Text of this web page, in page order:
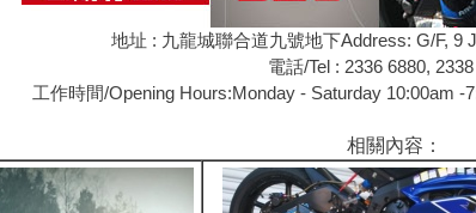
地址 : 九龍城聯合道九號地下Address: G/F, 9
電話/Tel : 2336 6880,
工作時間/Opening Hours:Monday - Saturday 10:00am -
相關內容：